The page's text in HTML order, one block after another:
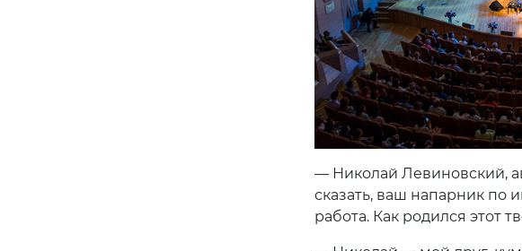
— Николай Левиновский,
сказать, ваш напарник по
работа. Как родился этот